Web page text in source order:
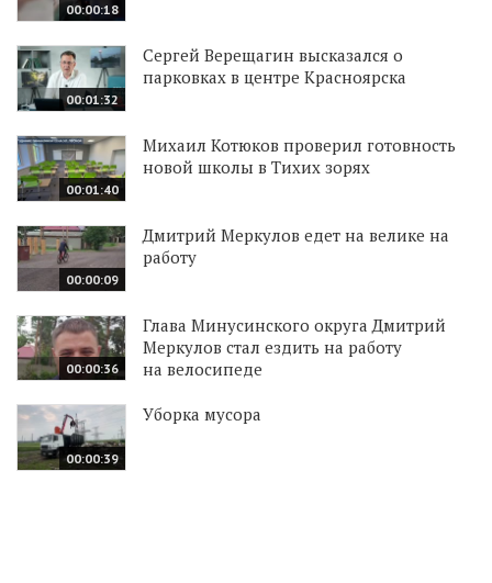
00:00:18
00:01:32
Сергей Верещагин высказался о
парковках в центре Красноярска
00:01:40
Михаил Котюков проверил готовность
новой школы в Тихих зорях
00:00:09
Дмитрий Меркулов едет на велике на
работу
00:00:36
Глава Минусинского округа Дмитрий
Меркулов стал ездить на работу
на велосипеде
00:00:39
Уборка мусора